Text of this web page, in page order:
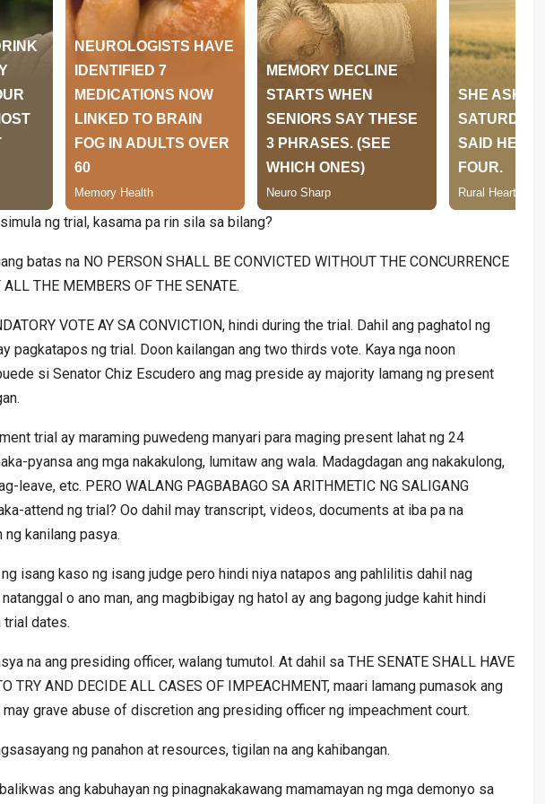
ng trial, kasama pa rin sila sa bilang?
batas na NO PERSON SHALL BE CONVICTED WITHOUT THE CONCURRENCE
THE MEMBERS OF THE SENATE.
VOTE AY SA CONVICTION, hindi during the trial. Dahil ang paghatol ng
pagkatapos ng trial. Doon kailangan ang two thirds vote. Kaya nga noon
si Senator Chiz Escudero ang mag preside ay majority lamang ng present
trial ay maraming puwedeng manyari para maging present lahat ng 24
pyansa ang mga nakakulong, lumitaw ang wala. Madagdagan ang nakakulong,
leave, etc. PERO WALANG PAGBABAGO SA ARITHMETIC NG SALIGANG
attend ng trial? Oo dahil may transcript, videos, documents at iba pa na
ng kanilang pasya.
ng isang kaso ng isang judge pero hindi niya natapos ang pahlilitis dahil nag
o ano man, ang magbibigay ng hatol ay ang bagong judge kahit hindi
trial dates.
na ang presiding officer, walang tumutol. At dahil sa THE SENATE SHALL HAVE
TRY AND DECIDE ALL CASES OF IMPEACHMENT, maari lamang pumasok ang
may grave abuse of discretion ang presiding officer ng impeachment court.
ng panahon at resources, tigilan na ang kahibangan.
ang kabuhayan ng pinagnakakawang mamamayan ng mga demonyo sa